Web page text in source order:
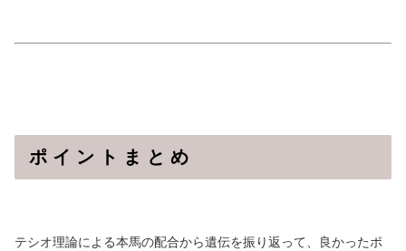
ポ イ ン ト ま と め
テシオ理論による本馬の配合から遺伝を振り返って、良かったポ